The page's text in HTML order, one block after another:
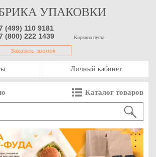
УПАКОВКИ
(499) 110 9181
(800) 222 1439
Заказать звонок
Корзина пуста
Личный кабинет
Каталог товаров